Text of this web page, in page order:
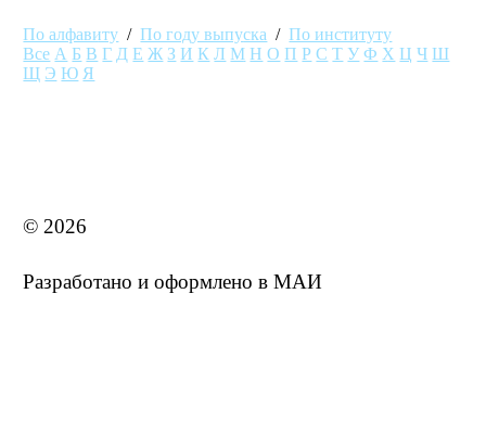
По алфавиту /По году выпуска /По институту
Все А Б В Г Д Е Ж З И К Л М Н О П Р С Т У Ф Х Ц Ч Ш
Щ Э Ю Я
© 2026
Разработано и оформлено в МАИ